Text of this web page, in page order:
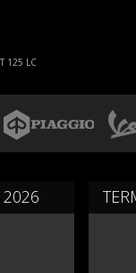
125 LC
2026